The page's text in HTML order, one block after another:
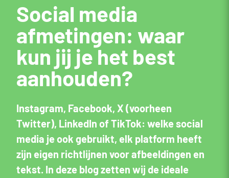
Social media
afmetingen: waar
kun jij je het best
aanhouden?
Instagram, Facebook, X (voorheen
Twitter), LinkedIn of TikTok: welke social
media je ook gebruikt, elk platform heeft
zijn eigen richtlijnen voor afbeeldingen en
tekst. In deze blog zetten wij de ideale